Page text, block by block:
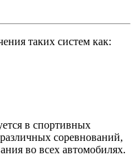
таких систем как:
в спортивных
соревнований,
во всех автомобилях.